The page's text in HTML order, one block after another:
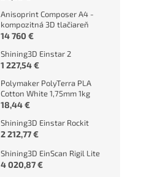
Anisoprint Composer A4 -
kompozitná 3D tlačiareň
14 760 €
Shining3D Einstar 2
1 227,54 €
Polymaker PolyTerra PLA
Cotton White 1,75mm 1kg
18,44 €
Shining3D Einstar Rockit
2 212,77 €
Shining3D EinScan Rigil Lite
4 020,87 €